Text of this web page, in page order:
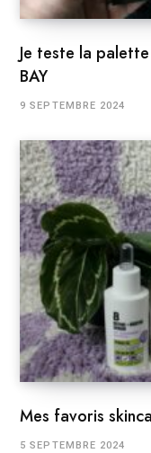
Je teste la palette
BAY
9 SEPTEMBRE 2024
Mes favoris
5 SEPTEMBRE 2024